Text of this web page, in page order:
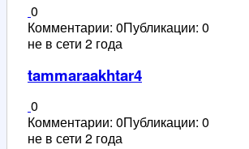
0
Комментарии: 0Публикации: 0
не в сети 2 года
tammaraakhtar4
0
Комментарии: 0Публикации: 0
не в сети 2 года